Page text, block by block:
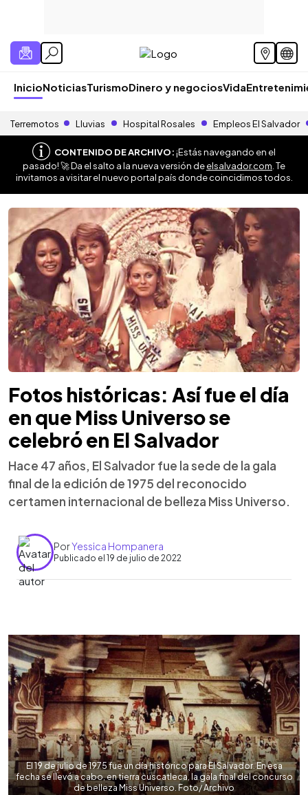
InicioNoticiasTurismoDinero y negociosVida
Terremotos Lluvias Hospital Rosales Empleos El Salvador
CONTENIDO DE ARCHIVO:¡Estás navegando en el
pasado! 🚀 Da el salto a la nueva versión deelsalvador.com . Te
invitamos a visitar el nuevo portal país donde coincidimos todos.
Fotos históricas: Así fue el día
en que Miss Universo se
celebró en El Salvador
Hace 47 años, El Salvador fue la sede de la gala
final de la edición de 1975 del reconocido
certamen internacional de belleza Miss Universo.
PorYessica Hompanera
Publicado el 19 de julio de 2022
► Escuchar artículo
El 19 de julio de 1975 fue un día histórico para El Salvador. En esa
fecha se llevó a cabo, en tierra cuscatleca, la gala final del concurso
de belleza Miss Universo. Foto/ Archivo